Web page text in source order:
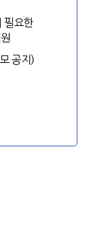
필요한
공지)